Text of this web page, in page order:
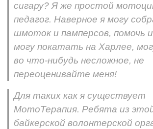
сигару? Я же простой
педагог. Наверное я могу
шмоток и памперсов, помочь
могу покатать на Харлее,
во что-нибудь несложное, не
переоценивайте меня!
Для таких как я существует
МотоТерапия. Ребята из
байкерской волонтерской